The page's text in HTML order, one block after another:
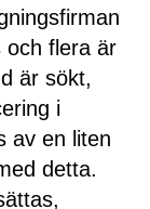
och flera är
är sökt,
i
av en liten
detta.